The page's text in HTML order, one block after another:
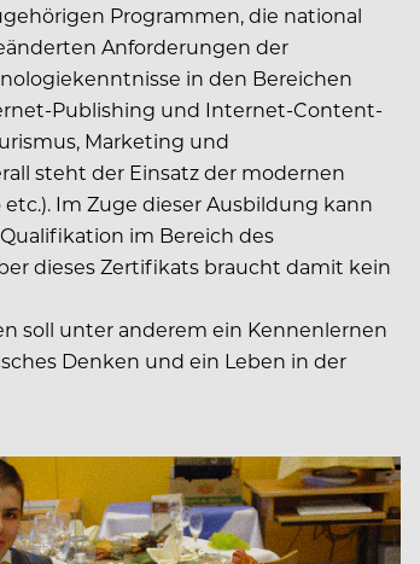
Programmen, die national
Anforderungen der
in den Bereichen
Publishing und Internet-Content-
Marketing und
steht der Einsatz der modernen
Im Zuge dieser Ausbildung kann
im Bereich des
dieses Zertifikats braucht damit kein
soll unter anderem ein Kennenlernen
Denken und ein Leben in der